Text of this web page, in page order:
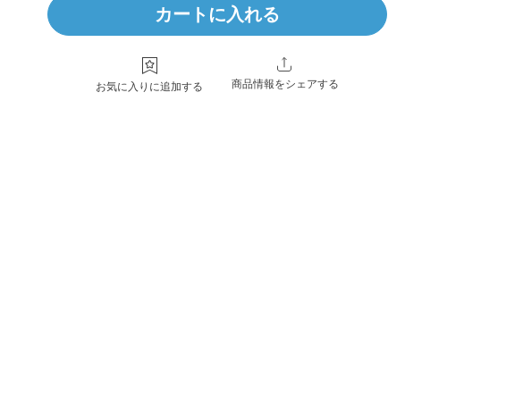
カートに入れる
お気に入りに追加する 商品情報をシェアする